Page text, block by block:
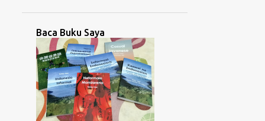
BANGLADESH BANTU BANTUAN
BARAT BATAK BATAN
BATANES BAYBAYIN BELAJAR
BELANDA BERBICARA BICARA
Baca Buku Saya